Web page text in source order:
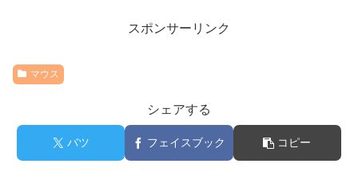
スポンサーリンク
マウス
シェアする
バツ フェイスブック コピー